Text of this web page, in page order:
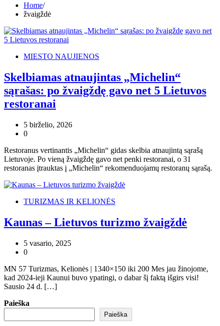
Home
žvaigždė
MIESTO NAUJIENOS
Skelbiamas atnaujintas „Michelin“
sąrašas: po žvaigždę gavo net 5 Lietuvos
restoranai
5 birželio, 2026
0
Restoranus vertinantis „Michelin“ gidas skelbia atnaujintą sąrašą
Lietuvoje. Po vieną žvaigždę gavo net penki restoranai, o 31
restoranas įtrauktas į „Michelin“ rekomenduojamų restoranų sąrašą.
TURIZMAS IR KELIONĖS
Kaunas – Lietuvos turizmo žvaigždė
5 vasario, 2025
0
MN 57 Turizmas, Kelionės | 1340×150 iki 200 Mes jau žinojome,
kad 2024-ieji Kaunui buvo ypatingi, o dabar šį faktą išgirs visi!
Sausio 24 d. […]
Paieška
Paieška